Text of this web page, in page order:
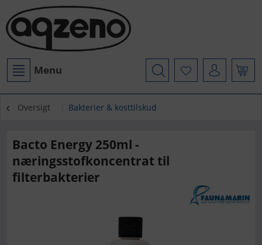
Menu
Oversigt Bakterier & kosttilskud
Bacto Energy 250ml -
næringsstofkoncentrat til
filterbakterier